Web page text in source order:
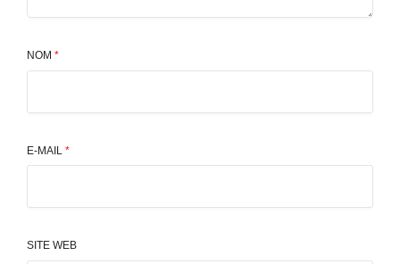
NOM *
E-MAIL *
SITE WEB